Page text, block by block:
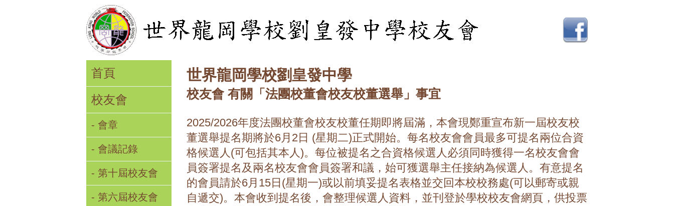
首頁
校友會
- 會章
- 會議記錄
- 第十屆校友會
- 第六屆校友會
世界龍岡學校劉皇發中學
校友會 有關「法團校董會校友校董選舉」事宜
2025/2026年度法團校董會校友校董任期即將屆滿，本會現鄭重宣布新一屆校友校
董選舉提名期將於6月2日 (星期二)正式開始。每名校友會會員最多可提名兩位合資
格候選人(可包括其本人)。每位被提名之合資格候選人必須同時獲得一名校友會會
員簽署提名及兩名校友會會員簽署和議，始可獲選舉主任接納為候選人。有意提名
的會員請於6月15日(星期一)或以前填妥提名表格並交回本校校務處(可以郵寄或親
自遞交)。本會收到提名後，會整理候選人資料，並刊登於學校校友會網頁，供投票